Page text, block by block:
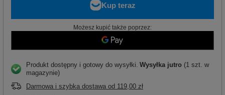
Możesz kupić także poprzez:
Produkt dostępny i gotowy do wysyłki Wysyłka jutro (1 szt. w
magazynie)
Darmowa i szybka dostawa od 119,00 zł